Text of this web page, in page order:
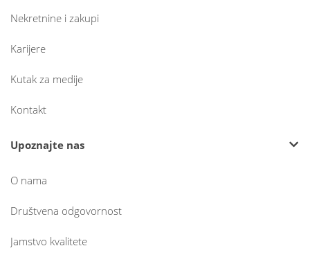
Nekretnine i zakupi
Karijere
Kutak za medije
Kontakt
Upoznajte nas
O nama
Društvena odgovornost
Jamstvo kvalitete